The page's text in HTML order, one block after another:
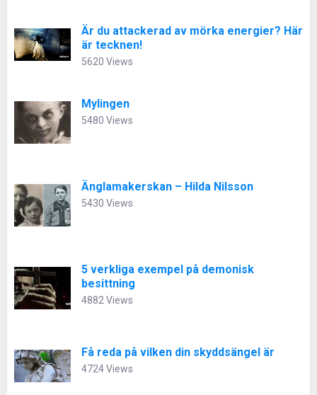
Är du attackerad av mörka energier? Här
är tecknen!
5620 Views
Mylingen
5480 Views
Änglamakerskan – Hilda Nilsson
5430 Views
5 verkliga exempel på demonisk
besittning
4882 Views
Få reda på vilken din skyddsängel är
4724 Views